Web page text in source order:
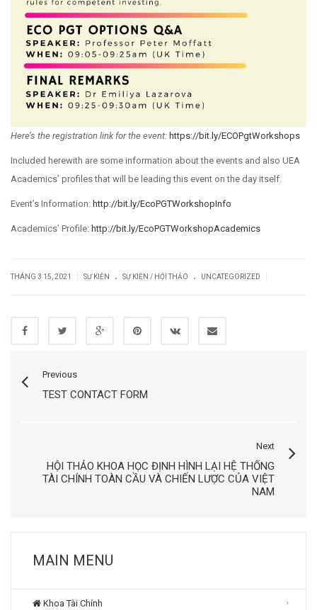
Here’s the registration link for the event: https://bit.ly/ECOPgtWorkshops
Included herewith are some information about the events and also UEA
Academics’ profiles that will be leading this event on the day itself.
Event’s Information: http://bit.ly/EcoPGTWorkshopInfo
Academics’ Profile: http://bit.ly/EcoPGTWorkshopAcademics
THÁNG 3 15, 2021 SỰ KIỆN . SỰ KIỆN / HỘI THẢO . UNCATEGORIZED
Previous
TEST CONTACT FORM
Next
HỘI THẢO KHOA HỌC ĐỊNH HÌNH LẠI HỆ THỐNG
TÀI CHÍNH TOÀN CẦU VÀ CHIẾN LƯỢC CỦA VIỆT
NAM
MAIN MENU
Khoa Tài Chính